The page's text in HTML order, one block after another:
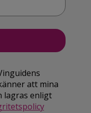
att mina
lagras enligt